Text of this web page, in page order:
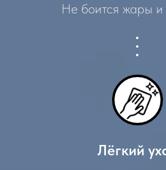
Не боится жары и
Лёгкий